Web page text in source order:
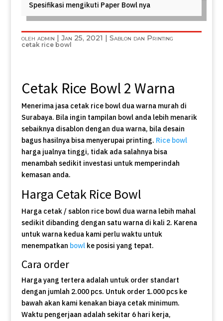
Spesifikasi mengikuti Paper Bowl nya
oleh admin | Jan 25, 2021 | Sablon dan Printing
cetak rice bowl
Cetak Rice Bowl 2 Warna
Menerima jasa cetak rice bowl dua warna murah di
Surabaya. Bila ingin tampilan bowl anda lebih menarik
sebaiknya disablon dengan dua warna, bila desain
bagus hasilnya bisa menyerupai printing. Rice bowl
harga jualnya tinggi, tidak ada salahnya bisa
menambah sedikit investasi untuk memperindah
kemasan anda.
Harga Cetak Rice Bowl
Harga cetak / sablon rice bowl dua warna lebih mahal
sedikit dibanding dengan satu warna di kali 2. Karena
untuk warna kedua kami perlu waktu untuk
menempatkan bowlke posisi yang tepat.
Cara order
Harga yang tertera adalah untuk order standart
dengan jumlah 2.000 pcs. Untuk order 1.000 pcs ke
bawah akan kami kenakan biaya cetak minimum.
Waktu pengerjaan adalah sekitar 6 hari kerja,